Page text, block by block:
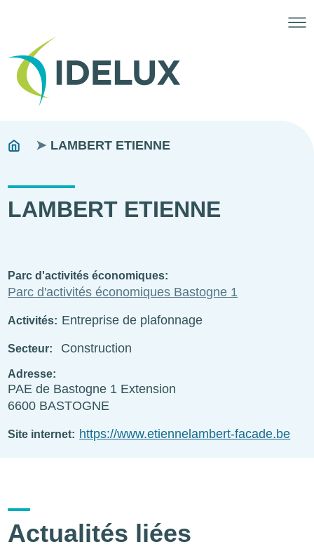
Fils
You
LAMBERT ETIENNE
LAMBERT ETIENNE
Parc d'activités économiques
Parc d'activités économiques Bastogne 1
Activités Entreprise de plafonnage
Secteur Construction
Adresse
PAE de Bastogne 1 Extension
6600 BASTOGNE
Site internet https://www.etiennelambert-facade.be
Actualités liées